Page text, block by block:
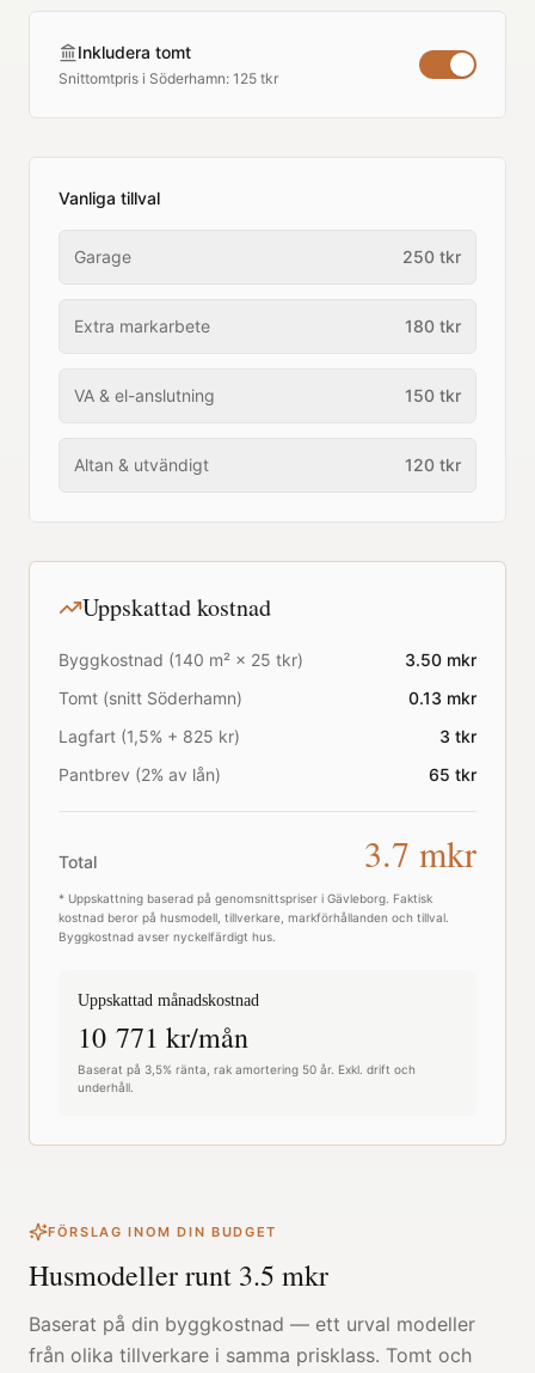
Inkludera tomt
Snittomtpris i Söderhamn: 125 tkr
Vanliga tillval
Garage 250 tkr
Extra markarbete 180 tkr
VA & el-anslutning 150 tkr
Altan & utvändigt 120 tkr
Uppskattad kostnad
Byggkostnad (140 m² × 25 tkr) 3.50 mkr
Tomt (snitt Söderhamn) 0.13 mkr
Lagfart (1,5% + 825 kr)
3 tkr
Pantbrev (2% av lån)
65 tkr
Total 3.7 mkr
* Uppskattning baserad på genomsnittspriser i Gävleborg . Faktisk
kostnad beror på husmodell, tillverkare, markförhållanden och tillval.
Byggkostnad avser nyckelfärdigt hus.
Uppskattad månadskostnad
10 771 kr/mån
Baserat på 3,5% ränta, rak amortering 50 år. Exkl. drift och
underhåll.
FÖRSLAG INOM DIN BUDGET
Husmodeller runt 3.5 mkr
Baserat på din byggkostnad — ett urval modeller
från olika tillverkare i samma prisklass. Tomt och